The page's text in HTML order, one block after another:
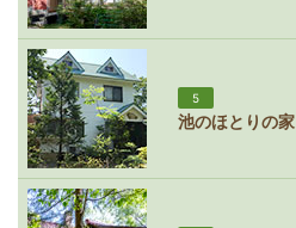
5
池のほとりの家